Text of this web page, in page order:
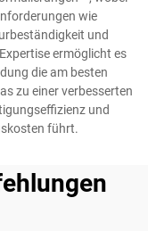
wie
und
ermöglicht es
die am besten
zu einer verbesserten
und
führt.